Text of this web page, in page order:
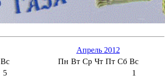
Вс
5
Апрель 2012
Пн Вт Ср Чт Пт Сб Вс
1